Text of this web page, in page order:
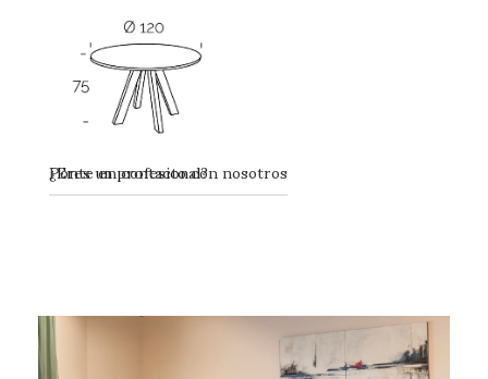
¿Eres un profesional?
Ponte en contacto con nosotros